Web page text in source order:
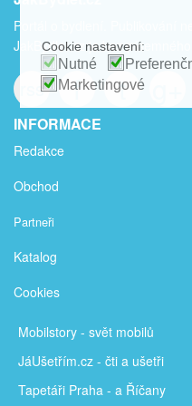
Portál o bydlení. Publikování
JakBydlet.cz je bez
rss f t
INFORMACE
Redakce
Obchod
Partneři
Katalog
Cookies
Mobilstory - svět mobilů
JáUšetřím.cz - čti a ušetři
Tapetáři Praha - a Říčany
Cookie nastavení:
Nutné
Marketingové